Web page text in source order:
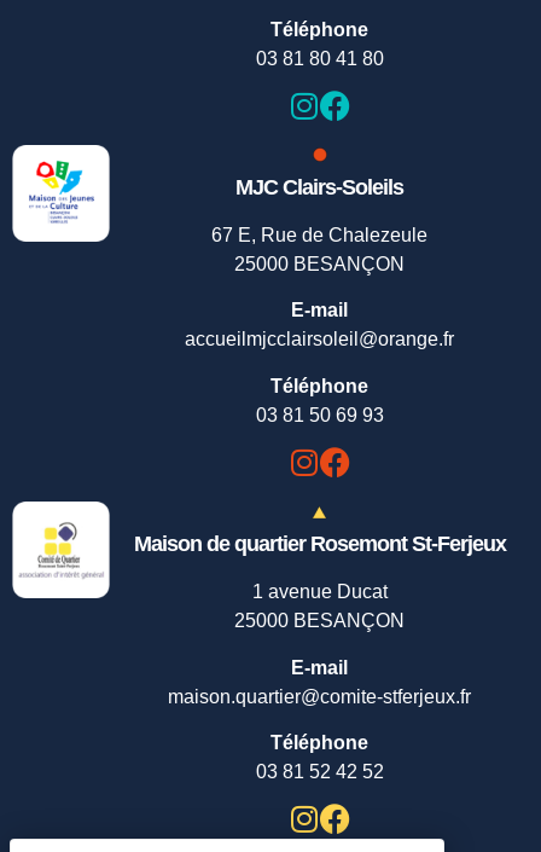
Téléphone
03 81 80 41 80
MJC Clairs-Soleils
67 E, Rue de Chalezeule
25000 BESANÇON
E-mail
accueilmjcclairsoleil@orange.fr
Téléphone
03 81 50 69 93
Maison de quartier Rosemont St-Ferjeux
1 avenue Ducat
25000 BESANÇON
E-mail
maison.quartier@comite-stferjeux.fr
Téléphone
03 81 52 42 52